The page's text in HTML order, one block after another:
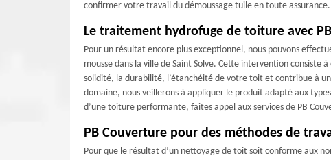
confirmer votre travail du démoussage tuile en toute assurance.
Le traitement hydrofuge de toiture avec
Pour un résultat encore plus exceptionnel, nous pouvons
mousse dans la ville de Saint Solve. Cette intervention
solidité, la durabilité, l’étanchéité de votre toit et contribue à
domaine, nous veillerons à appliquer le produit adapté aux
d’une toiture performante, faites appel aux services de PB
PB Couverture pour des méthodes de
Pour que le résultat d’un nettoyage de toit soit conforme aux